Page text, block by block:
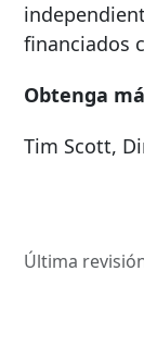
financiados
Obtenga
Tim Scott,
Última